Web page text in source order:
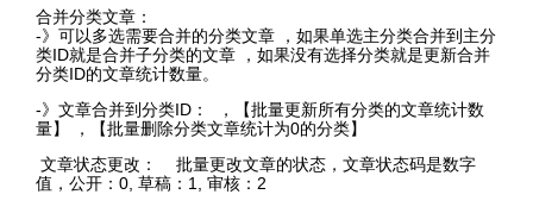
合并分类文章：
-》可以多选需要合并的分类文章 ，如果单选主分类合并到主分
类ID就是合并子分类的文章 ，如果没有选择分类就是更新合并
分类ID的文章统计数量。
-》文章合并到分类ID： ，【批量更新所有分类的文章统计数
量】 ，【批量删除分类文章统计为0的分类】
文章状态更改： 批量更改文章的状态，文章状态码是数字
值，公开：0, 草稿：1, 审核：2